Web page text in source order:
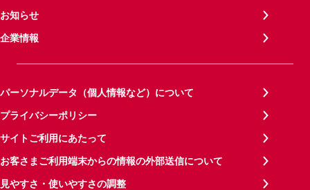
お知らせ
企業情報
パーソナルデータ（個人情報など）について
プライバシーポリシー
サイトご利用にあたって
お客さまご利用端末からの情報の外部送信について
見やすさ・使いやすさの調整